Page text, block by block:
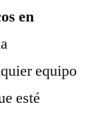
en
equipo
esté